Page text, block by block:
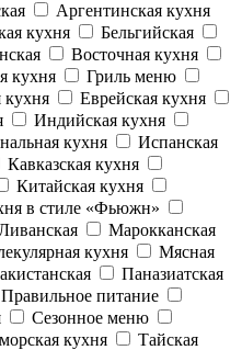
Аргентинская кухня
кухня
Бельгийская
Восточная кухня
кухня
Гриль меню
Еврейская кухня
Индийская кухня
кухня
Испанская
Кавказская кухня
Китайская кухня
в стиле «Фьюжн»
Марокканская
кухня
Мясная
Паназиатская
Правильное питание
Сезонное меню
кухня
Тайская